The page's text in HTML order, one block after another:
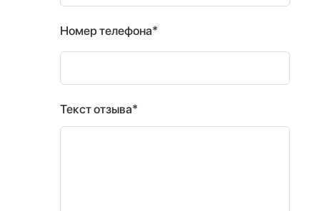
Номер телефона*
Текст отзыва*